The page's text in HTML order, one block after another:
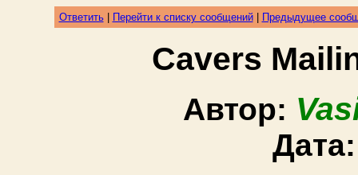
Ответить| Перейти к списку сообщений| Предыдущее
Cavers
Автор: